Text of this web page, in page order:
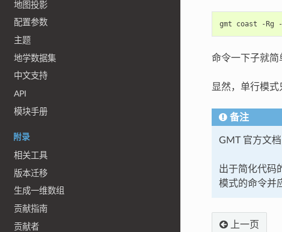
地图投影
配置参数
主题
地学数据集
中文支持
API
模块手册
附录
相关工具
版本迁移
生成一维数组
贡献指南
贡献者
gmt coast -Rg
命令一下子就简
显然，单行模式
备注
GMT 官方文
出于简化代码
模式的命令并
上一页